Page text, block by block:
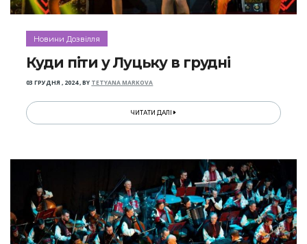
Новини Дозвілля
Куди піти у Луцьку в грудні
03 ГРУДНЯ , 2024,BY TETYANA MARKOVA
ЧИТАТИ ДАЛІ